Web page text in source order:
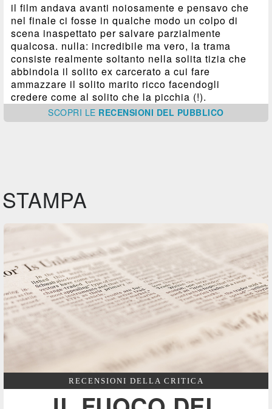
il film andava avanti noiosamente e pensavo che
nel finale ci fosse in qualche modo un colpo di
scena inaspettato per salvare parzialmente
qualcosa. nulla: incredibile ma vero, la trama
consiste realmente soltanto nella solita tizia che
abbindola il solito ex carcerato a cui fare
ammazzare il solito marito ricco facendogli
credere come al solito che la picchia (!).
SCOPRI LE RECENSIONI DEL PUBBLICO
STAMPA
RECENSIONI DELLA CRITICA